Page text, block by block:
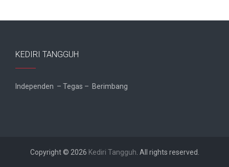
KEDIRI TANGGUH
Independen – Tegas – Berimbang
Copyright © 2026 Kediri Tangguh . All rights reserved.